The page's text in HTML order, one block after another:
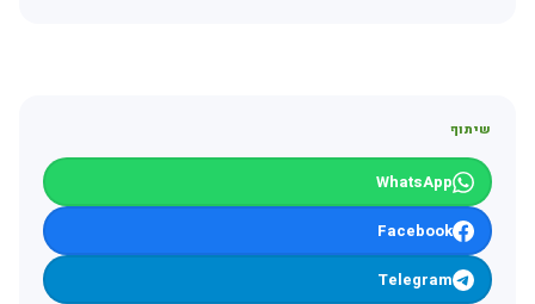
שיתוף
WhatsApp
Facebook
Telegram